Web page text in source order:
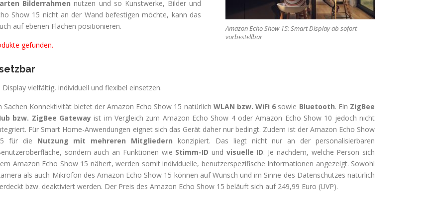
Amazon Echo Show 15: Smart Display ab sofort
vorbestellbar
Bilderrahmen nutzen und so Kunstwerke, Bilder und
Show 15 nicht an der Wand befestigen möchte, kann das
auf ebenen Flächen positionieren.
gefunden.
vielfältig, individuell und flexibel einsetzen.
Sachen Konnektivität bietet der Amazon Echo Show 15 natürlich WLAN bzw. WiFi 6 sowie Bluetooth. Ein ZigBee
bzw. ZigBee Gateway ist im Vergleich zum Amazon Echo Show 4 oder Amazon Echo Show 10 jedoch nicht
Für Smart Home-Anwendungen eignet sich das Gerät daher nur bedingt. Zudem ist der Amazon Echo Show
für die Nutzung mit mehreren Mitgliedern konzipiert. Das liegt nicht nur an der personalisierbaren
sondern auch an Funktionen wie Stimm-ID und visuelle ID. Je nachdem, welche Person sich
Amazon Echo Show 15 nähert, werden somit individuelle, benutzerspezifische Informationen angezeigt. Sowohl
als auch Mikrofon des Amazon Echo Show 15 können auf Wunsch und im Sinne des Datenschutzes natürlich
bzw. deaktiviert werden. Der Preis des Amazon Echo Show 15 beläuft sich auf 249,99 Euro (UVP).